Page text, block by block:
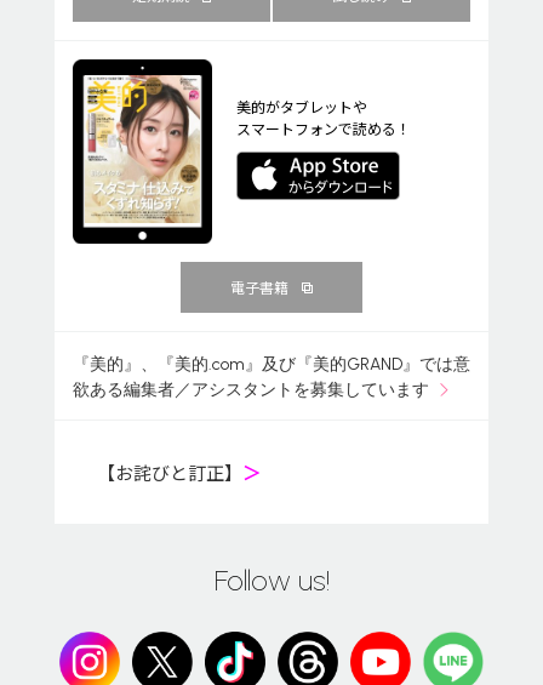
美的がタブレットや
スマートフォンで読める！
電子書籍
『美的』、『美的.com』及び『美的GRAND』では意
欲ある編集者／アシスタントを募集しています
【お詫びと訂正】 ＞
Follow us!